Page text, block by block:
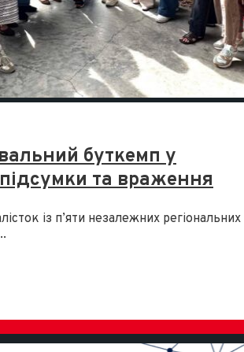
буткемп у
та враження
із п’яти незалежних регіональних